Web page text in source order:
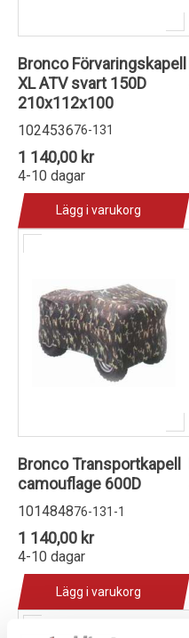
Bronco Förvaringskapell
XL ATV svart 150D
210x112x100
102453676-131
1 140,00 kr
4-10 dagar
Lägg i varukorg
Bronco Transportkapell
camouflage 600D
101484876-131-1
1 140,00 kr
4-10 dagar
Lägg i varukorg